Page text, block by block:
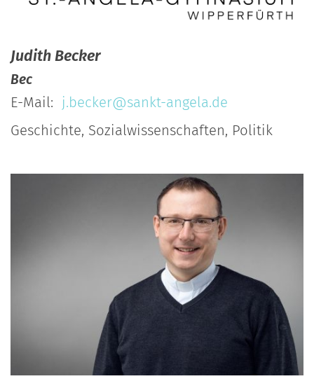
JudithBecker
Bec
E-Mail:
j.becker@sankt-angela.de
Geschichte, Sozialwissenschaften, Politik